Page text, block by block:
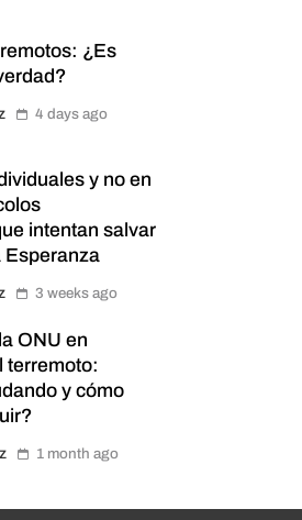
¿Es
4 days ago
y no en
intentan salvar
Esperanza
3 weeks ago
ONU en
terremoto:
y cómo
1 month ago